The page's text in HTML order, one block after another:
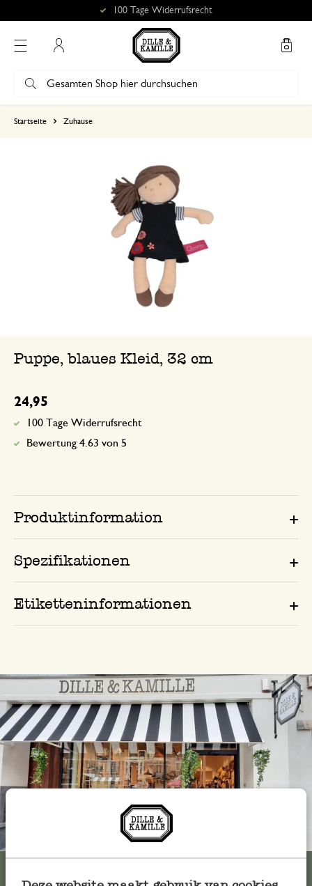
100 Tage Widerrufsrecht
Startseite Zuhause
Puppe, blaues Kleid, 32 cm
24,95
100 Tage Widerrufsrecht
Bewertung 4.63 von 5
Produktinformation
Spezifikationen
Etiketteninformationen
Immer in der Nähe